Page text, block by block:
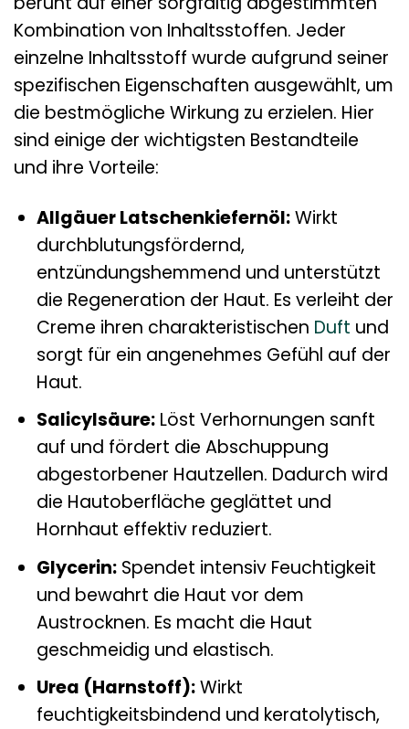
Kombination von Inhaltsstoffen. Jeder
einzelne Inhaltsstoff wurde aufgrund seiner
spezifischen Eigenschaften ausgewählt, um
die bestmögliche Wirkung zu erzielen. Hier
sind einige der wichtigsten Bestandteile
und ihre Vorteile:
Allgäuer Latschenkiefernöl:Wirkt
durchblutungsfördernd,
entzündungshemmend und unterstützt
die Regeneration der Haut. Es verleiht der
Creme ihren charakteristischen Duft und
sorgt für ein angenehmes Gefühl auf der
Haut.
Salicylsäure:Löst Verhornungen sanft
auf und fördert die Abschuppung
abgestorbener Hautzellen. Dadurch wird
die Hautoberfläche geglättet und
Hornhaut effektiv reduziert.
Glycerin:Spendet intensiv Feuchtigkeit
und bewahrt die Haut vor dem
Austrocknen. Es macht die Haut
geschmeidig und elastisch.
Urea (Harnstoff):Wirkt
feuchtigkeitsbindend und keratolytisch,